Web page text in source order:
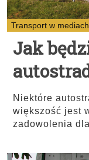
Transport w mediach
Jak
Niektóre
większość jest
zadowolenia dla